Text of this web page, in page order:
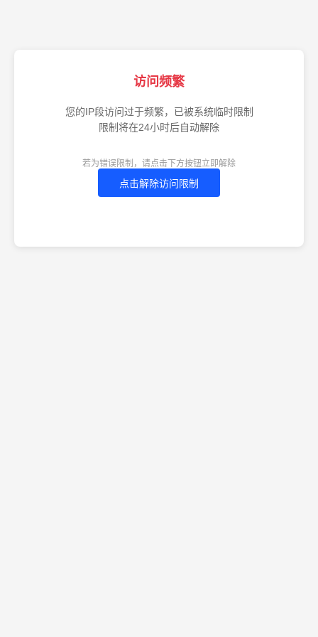
访问频繁
您的IP段访问过于频繁，已被系统临时限制
限制将在24小时后自动解除
若为错误限制，请点击下方按钮立即解除
点击解除访问限制